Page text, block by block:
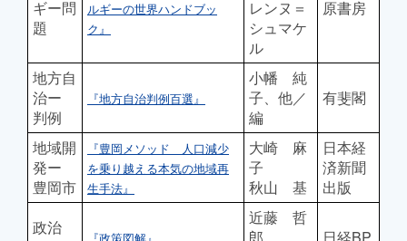
ギー問
題
ルギーの世界ハンドブッ
ク』
レンヌ＝
シュマケ
ル
原書房
地方自
治ー
判例
『地方自治判例百選』
小幡 純
子、他／
編
有斐閣
地域開
発ー
豊岡市
『豊岡メソッド 人口減少
を乗り越える本気の地域再
生手法』
大崎 麻
子
秋山 基
日本経
済新聞
出版
政治
近藤 哲